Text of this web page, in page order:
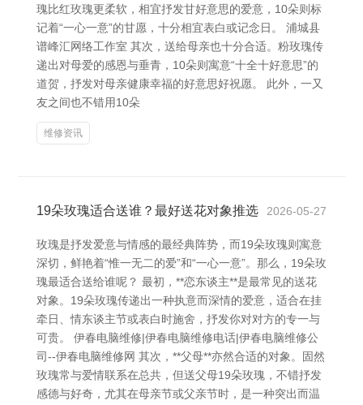
瑰比红玫瑰更柔软，相宜抒发甘好意思的爱意，10朵则标
记着“一心一意”的甘愿，十分相宜表白或记念日。 浦城县
谱峰汇网络工作室 其次，送给母亲也十分合适。粉玫瑰传
递出对母爱的感恩与垂青，10朵则寓意“十全十好意思”的
道贺，抒发对母亲健康幸福的好意思好祝愿。 此外，一又
友之间也不错用10朵
维修资讯
19朵玫瑰适合送谁？最好送花对象推选 2026-05-27
玫瑰是抒发爱意与情感的最经典阵势，而19朵玫瑰则寓意
深切，鲜艳着“惟一无二的爱”和“一心一意”。那么，19朵玫
瑰最适合送给谁呢？ 最初，**恋东谈主**是最常见的送花
对象。19朵玫瑰传递出一种执意而深情的爱意，适合在挂
牵日、情东谈主节或表白时施舍，抒发你对对方的专一与
可贵。 伊春电脑维修|伊春电脑维修电话|伊春电脑维修公
司--伊春电脑维修网 其次，**父母**亦然合适的对象。固然
玫瑰常与爱情联系在总共，但送父母19朵玫瑰，不错抒发
感德与好奇，尤其在母亲节或父亲节时，是一种突出而温